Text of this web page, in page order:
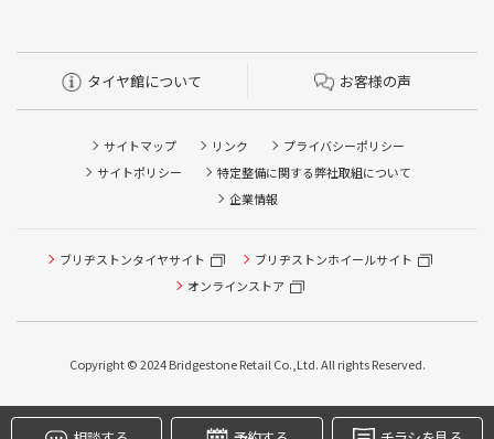
タイヤ館について お客様の声
サイトマップ リンク
プライバシーポリシー
サイトポリシー
特定整備に関する弊社取組について
企業情報
ブリヂストンタイヤサイト
ブリヂストンホイールサイト
オンラインストア
Copyright © 2024 Bridgestone Retail Co.,Ltd. All rights Reserved.
タイヤ点検・安全点検/タイヤ履き替え/オイル交換/その他
ピット作業の予約
本日のタイヤ履き替え順番待ち予約 ※クローク契約会員の